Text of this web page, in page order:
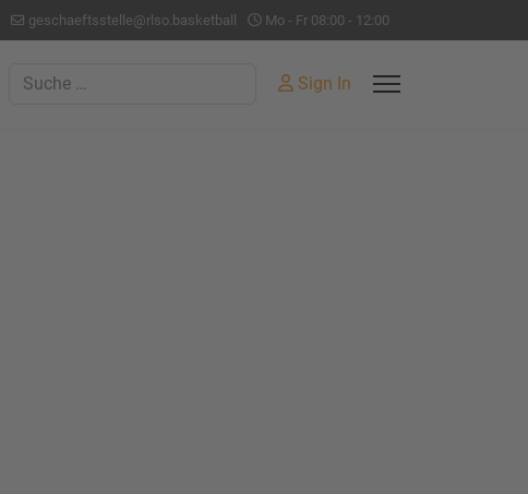
geschaeftsstelle@rlso.basketball Mo - Fr 08:00 - 12:00
Suchen Sign In